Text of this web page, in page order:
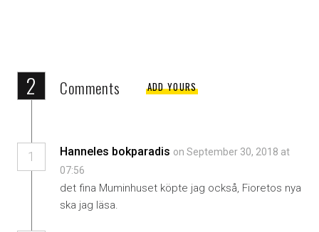
2 Comments ADD YOURS
1 Hanneles bokparadis on September 30, 2018 at
07:56
det fina Muminhuset köpte jag också, Fioretos nya
ska jag läsa.